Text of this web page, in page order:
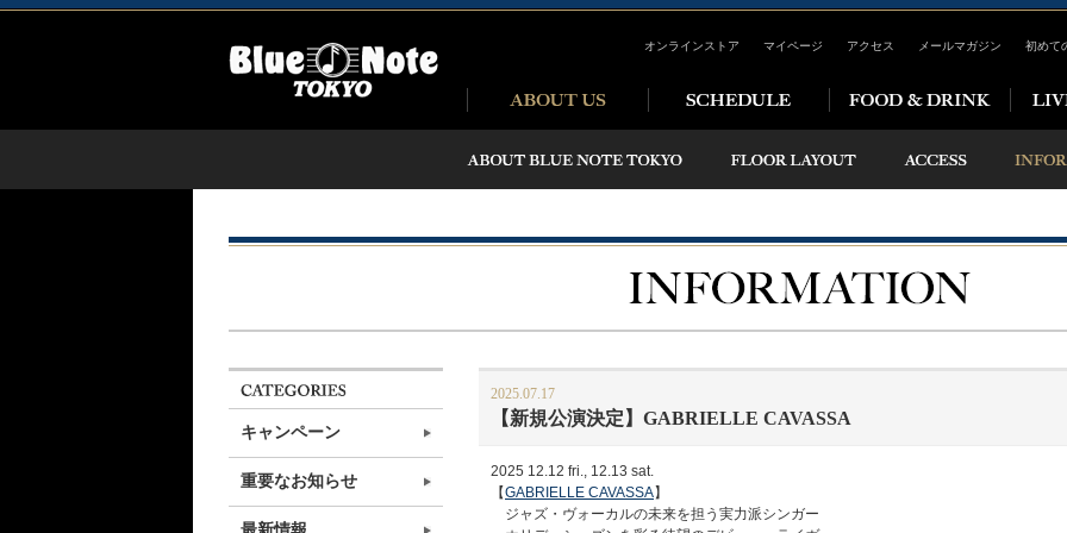
オンラインストア マイページ アクセス メールマガジン 初めて
キャンペーン
重要なお知らせ
2025.07.17
【新規公演決定】GABRIELLE CAVASSA
2025 12.12 fri., 12.13 sat.
【GABRIELLE CAVASSA】
ジャズ・ヴォーカルの未来を担う実力派シンガー